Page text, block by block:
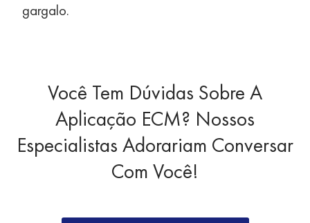
gargalo.
Você Tem Dúvidas Sobre A
Aplicação ECM? Nossos
Especialistas Adorariam Conversar
Com Você!